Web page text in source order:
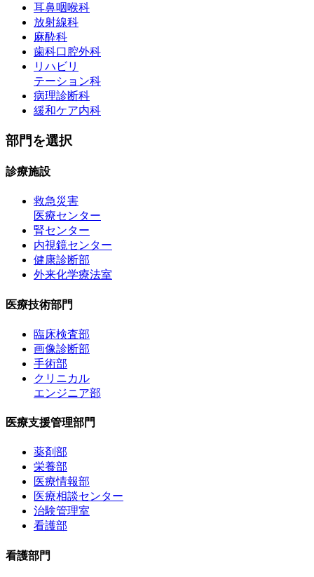
耳鼻咽喉科
放射線科
麻酔科
歯科口腔外科
リハビリ
テーション科
病理診断科
緩和ケア内科
部門を選択
診療施設
救急災害
医療センター
腎センター
内視鏡センター
健康診断部
外来化学療法室
医療技術部門
臨床検査部
画像診断部
手術部
クリニカル
エンジニア部
医療支援管理部門
薬剤部
栄養部
医療情報部
医療相談センター
治験管理室
看護部
看護部門